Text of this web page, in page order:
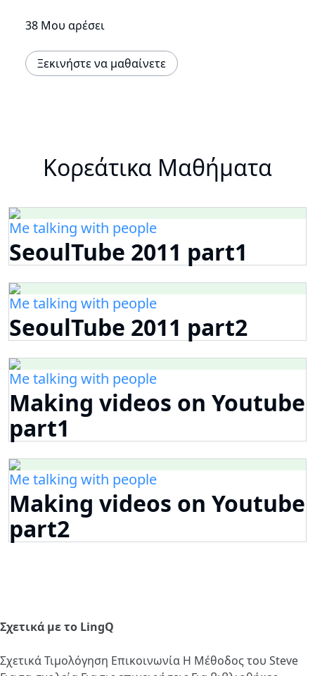
38 Μου αρέσει
Ξεκινήστε να μαθαίνετε
Κορεάτικα Μαθήματα
Me talking with people
SeoulTube 2011 part1
Me talking with people
SeoulTube 2011 part2
Me talking with people
Making videos on Youtube
part1
Me talking with people
Making videos on Youtube
part2
Σχετικά με το LingQ
ΣχετικάΤιμολόγηση Επικοινωνία Η Μέθοδος του Steve